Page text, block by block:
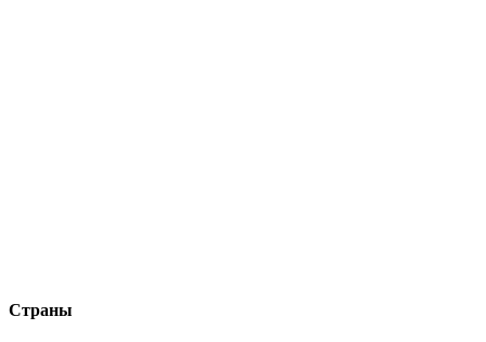
Страны